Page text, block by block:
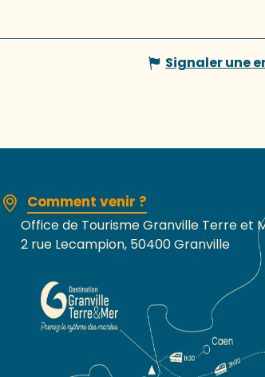
Signaler une
Comment venir ?
Office de Tourisme Granville Terre et
2 rue Lecampion, 50400 Granville